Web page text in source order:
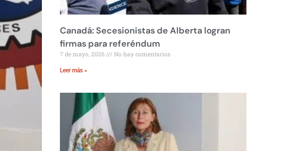
Canadá: Secesionistas de Alberta logran
firmas para referéndum
7 de mayo, 2026 No hay comentarios
Leer más »